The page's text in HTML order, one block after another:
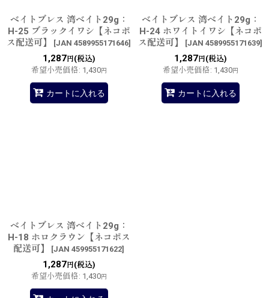
ベイトブレス 湾ベイト29g：
H-25 ブラックイワシ【ネコポ
ス配送可】
[JAN 4589955171646]
1,287円(税込)
希望小売価格: 1,430円
カートに入れる
ベイトブレス 湾ベイト29g：
H-24 ホワイトイワシ【ネコポ
ス配送可】
[JAN 4589955171639]
1,287円(税込)
希望小売価格: 1,430円
カートに入れる
ベイトブレス 湾ベイト29g：
H-18 ホロクラウン【ネコポス
配送可】
[JAN 459955171622]
1,287円(税込)
希望小売価格: 1,430円